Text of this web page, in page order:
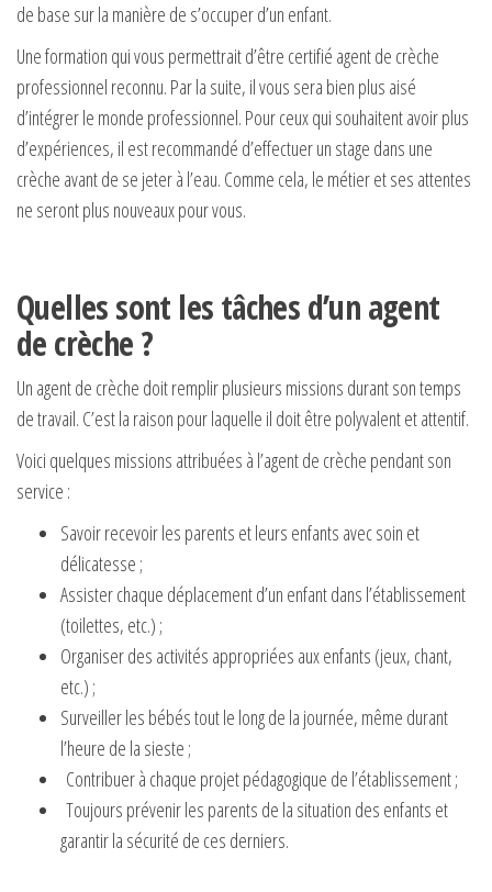
de base sur la manière de s’occuper d’un enfant.
Une formation qui vous permettrait d’être certifié agent de crèche
professionnel reconnu. Par la suite, il vous sera bien plus aisé
d’intégrer le monde professionnel. Pour ceux qui souhaitent avoir plus
d’expériences, il est recommandé d’effectuer un stage dans une
crèche avant de se jeter à l’eau. Comme cela, le métier et ses attentes
ne seront plus nouveaux pour vous.
Quelles sont les tâches d’un agent
de crèche ?
Un agent de crèche doit remplir plusieurs missions durant son temps
de travail. C’est la raison pour laquelle il doit être polyvalent et attentif.
Voici quelques missions attribuées à l’agent de crèche pendant son
service :
Savoir recevoir les parents et leurs enfants avec soin et
délicatesse ;
Assister chaque déplacement d’un enfant dans l’établissement
(toilettes, etc.) ;
Organiser des activités appropriées aux enfants (jeux, chant,
etc.) ;
Surveiller les bébés tout le long de la journée, même durant
l’heure de la sieste ;
Contribuer à chaque projet pédagogique de l’établissement ;
Toujours prévenir les parents de la situation des enfants et
garantir la sécurité de ces derniers.